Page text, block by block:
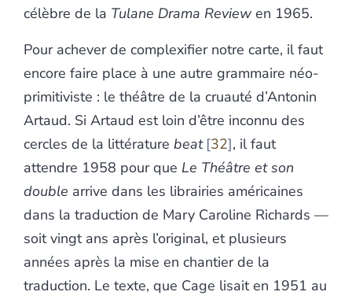
célèbre de la Tulane Drama Reviewen 1965.
Pour achever de complexifier notre carte, il faut
encore faire place à une autre grammaire néo-
primitiviste : le théâtre de la cruauté d’Antonin
Artaud. Si Artaud est loin d’être inconnu des
cercles de la littérature beat 32 , il faut
attendre 1958 pour que Le Théâtre et son
double arrive dans les librairies américaines
dans la traduction de Mary Caroline Richards —
soit vingt ans après l’original, et plusieurs
années après la mise en chantier de la
traduction. Le texte, que Cage lisait en 1951 au